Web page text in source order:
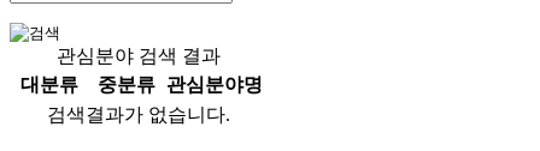
관심분야 검색 결과
대분류
중분류
관심분야명
검색결과가 없습니다.